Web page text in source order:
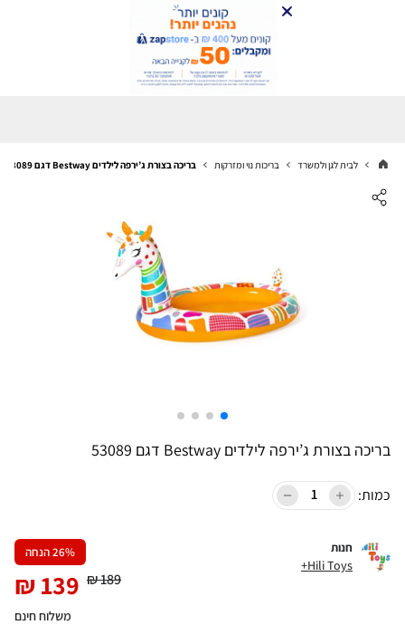
לבית לגן ולמשרד בריכות נוי ומזרקות בריכה בצורת ג’ירפה לילדים Bestway דגם 53089
בריכה בצורת ג’ירפה לילדים Bestway דגם 53089
כמות:
חנות
Hili Toys+
26% הנחה
189
₪
139
₪
משלוח חינם